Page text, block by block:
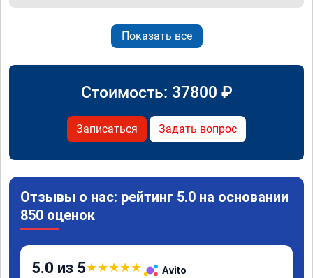
Показать все
Стоимость: 37800 ₽
Записаться Задать вопрос
Отзывы о нас: рейтинг 5.0 на основании
850 оценок
5.0 из 5★★★★★ Avito